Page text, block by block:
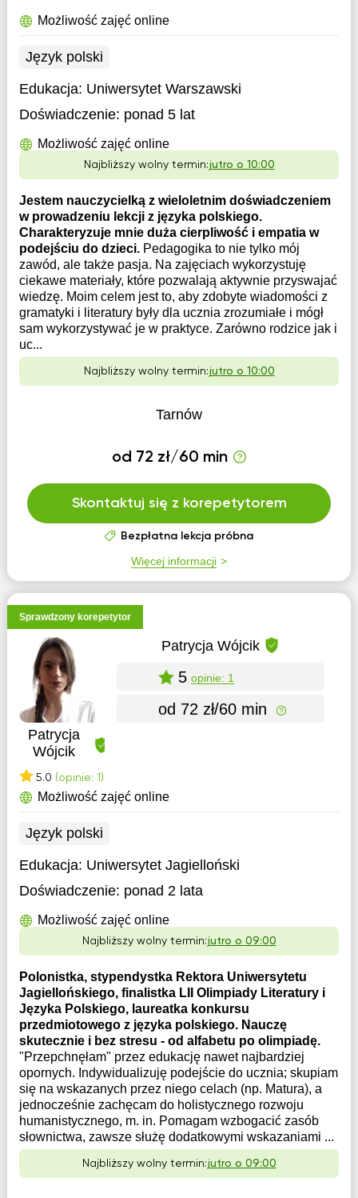
Możliwość zajęć online
Język polski
Edukacja: Uniwersytet Warszawski
Doświadczenie: ponad 5 lat
Możliwość zajęć online
Najbliższy wolny termin:jutro o 10:00
Jestem nauczycielką z wieloletnim doświadczeniem
w prowadzeniu lekcji z języka polskiego.
Charakteryzuje mnie duża cierpliwość i empatia w
podejściu do dzieci. Pedagogika to nie tylko mój
zawód, ale także pasja. Na zajęciach wykorzystuję
ciekawe materiały, które pozwalają aktywnie przyswajać
wiedzę. Moim celem jest to, aby zdobyte wiadomości z
gramatyki i literatury były dla ucznia zrozumiałe i mógł
sam wykorzystywać je w praktyce. Zarówno rodzice jak i
uc...
Najbliższy wolny termin:jutro o 10:00
Tarnów
od 72 zł/60 min
Skontaktuj się z korepetytorem
Bezpłatna lekcja próbna
Więcej informacji
Sprawdzony korepetytor
Patrycja
Wójcik
5.0 (opinie: 1)
Patrycja Wójcik
5 opinie: 1
od 72 zł/60 min
Możliwość zajęć online
Język polski
Edukacja: Uniwersytet Jagielloński
Doświadczenie: ponad 2 lata
Możliwość zajęć online
Najbliższy wolny termin:jutro o 09:00
Polonistka, stypendystka Rektora Uniwersytetu
Jagiellońskiego, finalistka LII Olimpiady Literatury i
Języka Polskiego, laureatka konkursu
przedmiotowego z języka polskiego. Nauczę
skutecznie i bez stresu - od alfabetu po olimpiadę.
"Przepchnęłam" przez edukację nawet najbardziej
opornych. Indywidualizuję podejście do ucznia; skupiam
się na wskazanych przez niego celach (np. Matura), a
jednocześnie zachęcam do holistycznego rozwoju
humanistycznego, m. in. Pomagam wzbogacić zasób
słownictwa, zawsze służę dodatkowymi wskazaniami ...
Najbliższy wolny termin:jutro o 09:00